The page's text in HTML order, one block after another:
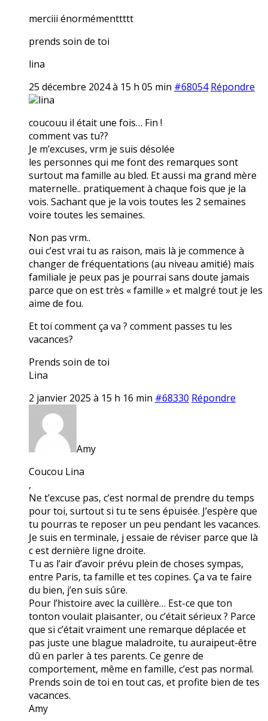
merciii énormémenttttt
prends soin de toi
lina
25 décembre 2024 à 15 h 05 min #68054 Répondre
lina
coucouu il était une fois… Fin !
comment vas tu??
Je m’excuses, vrm je suis désolée
les personnes qui me font des remarques sont
surtout ma famille au bled. Et aussi ma grand mère
maternelle.. pratiquement à chaque fois que je la
vois. Sachant que je la vois toutes les 2 semaines
voire toutes les semaines.
Non pas vrm..
oui c’est vrai tu as raison, mais là je commence à
changer de fréquentations (au niveau amitié) mais
familiale je peux pas je pourrai sans doute jamais
parce que on est très « famille » et malgré tout je les
aime de fou.
Et toi comment ça va ? comment passes tu les
vacances?
Prends soin de toi
Lina
2 janvier 2025 à 15 h 16 min #68330 Répondre
Amy
Coucou Lina
,
Ne t’excuse pas, c’est normal de prendre du temps
pour toi, surtout si tu te sens épuisée. J’espère que
tu pourras te reposer un peu pendant les vacances.
Je suis en terminale, j essaie de réviser parce que là
c est dernière ligne droite.
Tu as l’air d’avoir prévu plein de choses sympas,
entre Paris, ta famille et tes copines. Ça va te faire
du bien, j’en suis sûre.
Pour l’histoire avec la cuillère… Est-ce que ton
tonton voulait plaisanter, ou c’était sérieux ? Parce
que si c’était vraiment une remarque déplacée et
pas juste une blague maladroite, tu auraipeut-être
dû en parler à tes parents. Ce genre de
comportement, même en famille, c’est pas normal.
Prends soin de toi en tout cas, et profite bien de tes
vacances.
Amy